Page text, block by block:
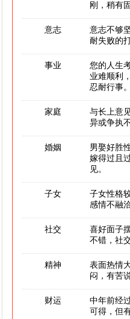
刚，稍有
意志
意志不够
耐失败的
事业
您的人生
业难顺利
忍耐行事。
家庭
与长上意
异或争执
婚姻
男娶好胜
嫁得过且
见。
子女
子女性格
感情不融
社交
喜好面子
不错，社
精神
表面热情
闷，有苦
财运
中年前经
可得，但